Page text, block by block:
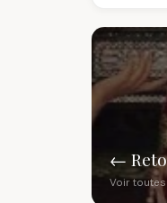
←
Voir